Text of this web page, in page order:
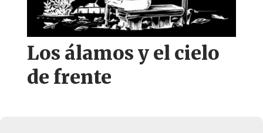
Los álamos y el cielo
de frente